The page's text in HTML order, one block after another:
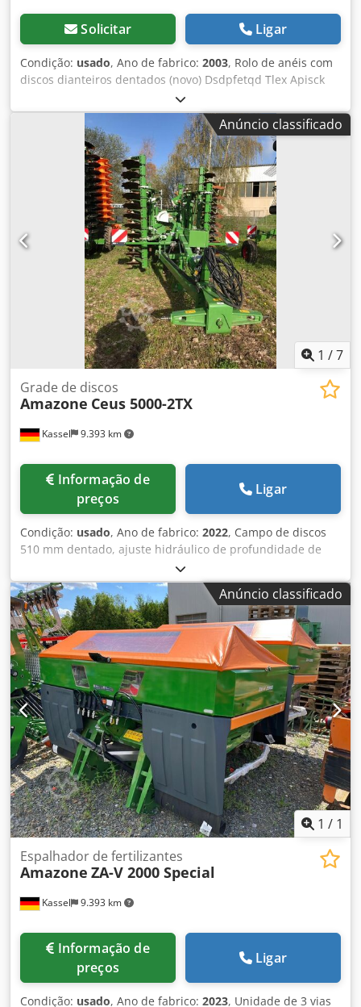
Solicitar Ligar
Condição: usado, Ano de fabrico: 2003, Rolo de anéis com
discos dianteiros dentados (novo) Dsdpfetqd Tlex Apisck
Anúncio classificado
1 /7
Kassel 9.393 km
Grade de discos
Amazone Ceus 5000-2TX
preços
Ligar
Condição: usado, Ano de fabrico: 2022, Campo de discos
510 mm dentado, ajuste hidráulico de profundidade de
trabalho do campo de discos, ajuste hidráulico da
profundidade de trabalho da unidade niveladora, dentes
C-Mix-Ultra para Ceus 50, ajuste hidráulico de
profundidade de trabalho do campo de dentes com timão
hidráulico HD LÂMINA 80 mm (14/K1) Dodpetz Tplsfx Apijck
Anúncio classificado
1 / 1
Kassel 9.393 km
Espalhador de fertilizantes
Amazone ZA-V 2000 Special
preços
Ligar
Condição: usado, Ano de fabrico: 2023, Unidade de 3 vias